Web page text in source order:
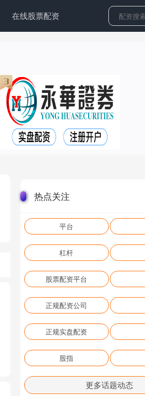
在线股票配资
热点关注
平台
杠杆
股票配资平台
正规配资公司
正规实盘配资
股指
更多话题动态